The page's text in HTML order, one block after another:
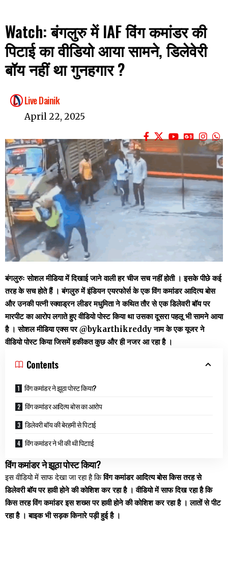
Watch: बंगलुरु में IAF विंग कमांडर की
पिटाई का वीडियो आया सामने, डिलेवेरी
बॉय नहीं था गुनहगार ?
Live Dainik
April 22, 2025
बंगलुरुः सोशल मीडिया में दिखाई जाने वाली हर चीज सच नहीं होती । इसके पीछे कई
तरह के सच होते हैं । बंगलुरु में इंडियन एयरफोर्स के एक विंग कमांडर आदित्य बोस
और उनकी पत्नी स्क्वाड्रन लीडर मधुमिता ने कथित तौर से एक डिलेवरी बॉय पर
मारपीट का आरोप लगाते हुए वीडियो पोस्ट किया था उसका दूसरा पहलू भी सामने आया
है । सोशल मीडिया एक्स पर @bykarthikreddy नाम के एक यूजर ने
वीडियो पोस्ट किया जिसमें हकीकत कुछ और ही नजर आ रहा है ।
Contents
विंग कमांडर ने झूठा पोस्ट किया?
विंग कमांडर आदित्य बोस का आरोप
डिलेवरी बॉय की बेरहमी से पिटाई
विंग कमांडर ने भी की थी पिटााई
विंग कमांडर ने झूठा पोस्ट किया?
इस वीडियो में साफ देखा जा रहा है किविंग कमांडर आदित्य बोस किस तरह से
डिलेवरी बॉय पर हावी होने की कोशिश कर रहा है । वीडियो में साफ दिख रहा है कि
किस तरह विंग कमांडर इस शख्स पर हावी होने की कोशिश कर रहा है । लातों से पीट
रहा है । बाइक भी सड़क किनारे पड़ी हुई है ।